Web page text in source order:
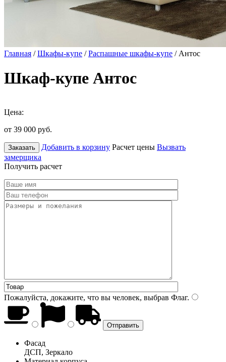
Главная /Шкафы-купе /Распашные шкафы-купе / Антос
Шкаф-купе Антос
Цена:
от 39 000 руб.
Заказать Добавить в корзину Расчет цены Вызвать
замерщика
Получить расчет
Пожалуйста, докажите, что вы человек, выбрав Флаг.
Фасад
ДСП, Зеркало